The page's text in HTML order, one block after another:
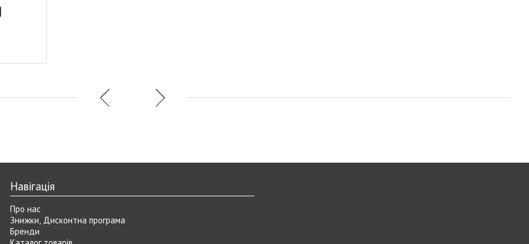
Навігація
Про нас
Знижки, Дисконтна програма
Бренди